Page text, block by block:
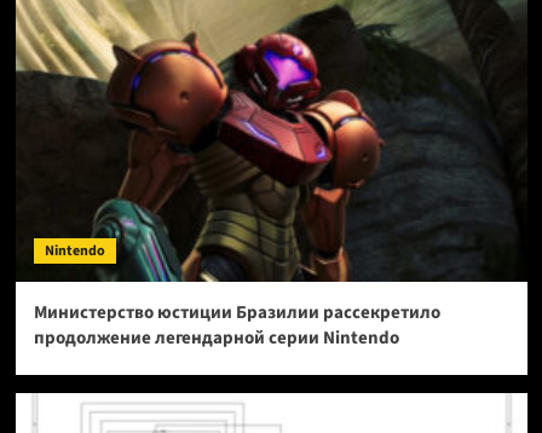
Nintendo
Министерство юстиции Бразилии рассекретило
продолжение легендарной серии Nintendo